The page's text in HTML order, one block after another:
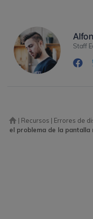
Staff
| Recursos | Errores de
el problema de la